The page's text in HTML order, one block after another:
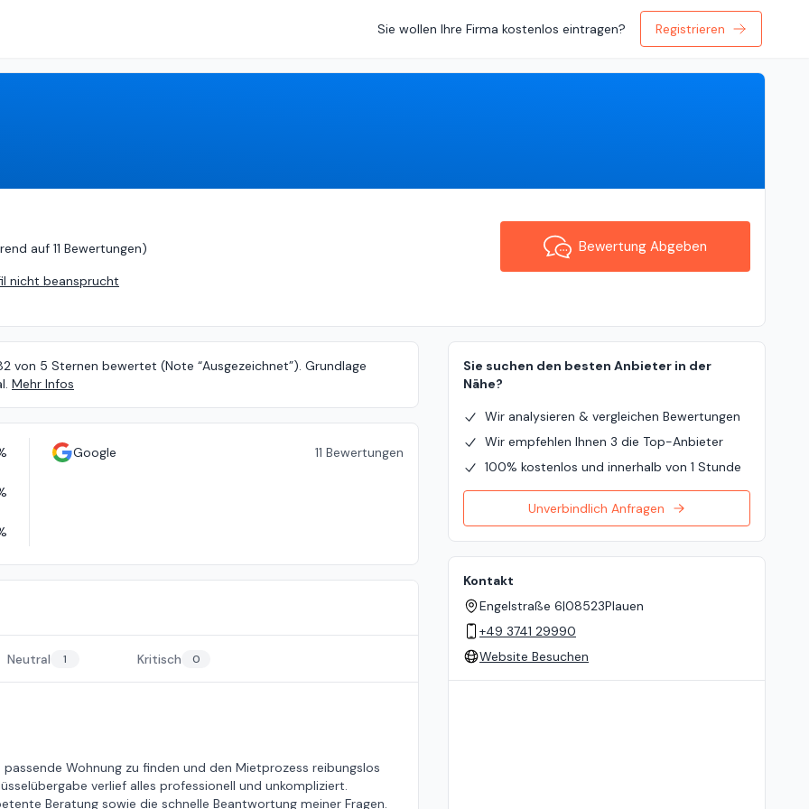
Sie wollen Ihre Firma kostenlos eintragen? Registrieren
auf 11 Bewertungen)
nicht beansprucht
Bewertung Abgeben
5 Sternen bewertet (Note “Ausgezeichnet”). Grundlage
Mehr Infos
Google 11 Bewertungen
Neutral 1 Kritisch 0
Wohnung zu finden und den Mietprozess reibungslos
verlief alles professionell und unkompliziert.
Beratung sowie die schnelle Beantwortung meiner Fragen.
Sie suchen den besten Anbieter in der
Nähe?
Wir analysieren & vergleichen Bewertungen
Wir empfehlen Ihnen 3 die Top-Anbieter
100% kostenlos und innerhalb von 1 Stunde
Unverbindlich Anfragen
Kontakt
Engelstraße 6|08523Plauen
+49 3741 29990
Website Besuchen